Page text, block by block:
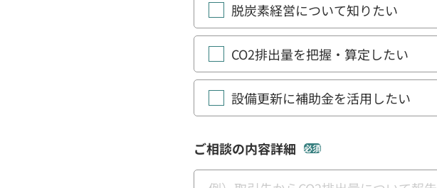
脱炭素経営について知りたい
CO2排出量を把握・算定したい
設備更新に補助金を活用したい
ご相談の内容詳細 必須